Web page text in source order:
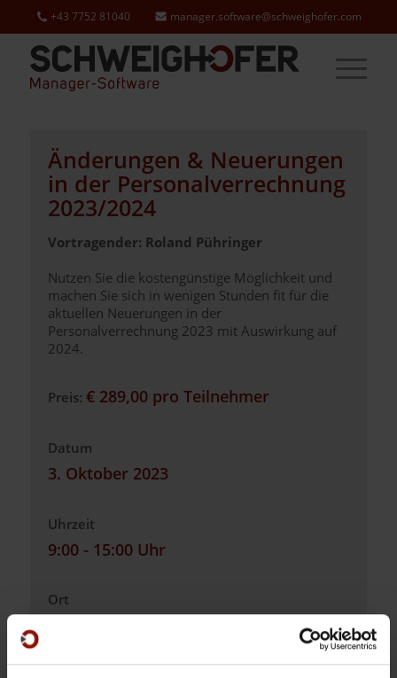
+43 7752 81040 manager.software@schweighofer.com
Änderungen & Neuerungen
in der Personalverrechnung
2023/2024
Vortragender: Roland Pühringer
Nutzen Sie die kostengünstige Möglichkeit und
machen Sie sich in wenigen Stunden fit für die
aktuellen Neuerungen in der
Personalverrechnung 2023 mit Auswirkung auf
2024.
Preis: € 289,00 pro Teilnehmer
Datum
3. Oktober 2023
Uhrzeit
9:00 - 15:00 Uhr
Ort
Hotel eduCARE, Eichrainweg 7-9, 9521